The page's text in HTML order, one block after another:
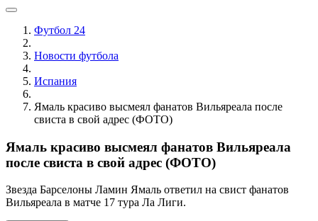
Футбол 24
Новости футбола
Испания
Ямаль красиво высмеял фанатов Вильяреала после
свиста в свой адрес (ФОТО)
Ямаль красиво высмеял фанатов Вильяреала
после свиста в свой адрес (ФОТО)
Звезда Барселоны Ламин Ямаль ответил на свист фанатов
Вильяреала в матче 17 тура Ла Лиги.